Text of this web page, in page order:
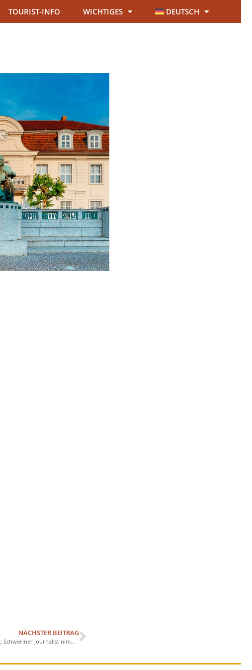
TOURIST-INFO WICHTIGES DEUTSCH
NÄCHSTER BEITRAG
Fritz Reuter auf dem Jakobsweg: Schweriner Journalist nimmt Sonderfigur mit nach Santiago de Compostela